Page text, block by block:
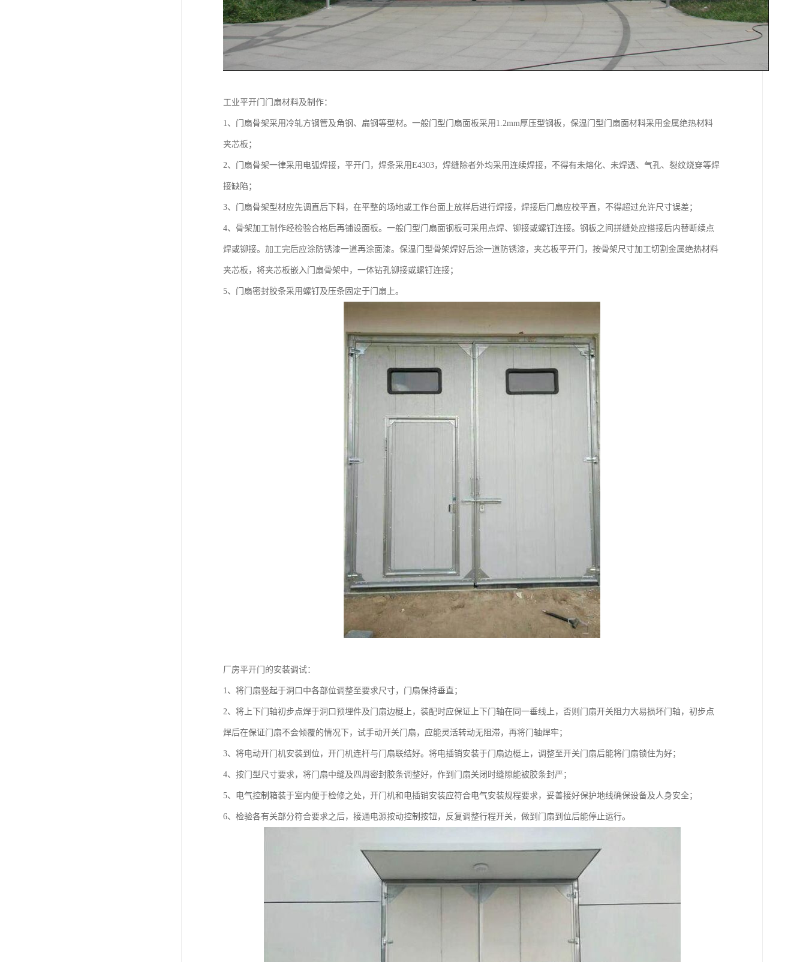
工业平开门门扇材料及制作：
1、门扇骨架采用冷轧方钢管及角钢、扁钢等型材。一般门型门扇面板采用1.2mm厚压型钢板，保温门型门扇面材料采用金属绝热材料
夹芯板；
2、门扇骨架一律采用电弧焊接，平开门，焊条采用E4303，焊缝除者外均采用连续焊接，不得有未熔化、未焊透、气孔、裂纹烧穿等焊
接缺陷；
3、门扇骨架型材应先调直后下料，在平整的场地或工作台面上放样后进行焊接，焊接后门扇应校平直，不得超过允许尺寸误差；
4、骨架加工制作经检验合格后再铺设面板。一般门型门扇面钢板可采用点焊、铆接或螺钉连接。钢板之间拼缝处应搭接后内替断续点
焊或铆接。加工完后应涂防锈漆一道再涂面漆。保温门型骨架焊好后涂一道防锈漆，夹芯板平开门，按骨架尺寸加工切割金属绝热材料
夹芯板，将夹芯板嵌入门扇骨架中，一体钻孔铆接或螺钉连接；
5、门扇密封胶条采用螺钉及压条固定于门扇上。
厂房平开门的安装调试：
1、将门扇竖起于洞口中各部位调整至要求尺寸，门扇保持垂直；
2、将上下门轴初步点焊于洞口预埋件及门扇边梃上，装配时应保证上下门轴在同一垂线上，否则门扇开关阻力大易损坏门轴，初步点
焊后在保证门扇不会倾覆的情况下，试手动开关门扇，应能灵活转动无阻滞，再将门轴焊牢；
3、将电动开门机安装到位，开门机连杆与门扇联结好。将电插销安装于门扇边梃上，调整至开关门扇后能将门扇锁住为好；
4、按门型尺寸要求，将门扇中缝及四周密封胶条调整好，作到门扇关闭时缝隙能被胶条封严；
5、电气控制箱装于室内便于检修之处，开门机和电插销安装应符合电气安装规程要求，妥善接好保护地线确保设备及人身安全；
6、检验各有关部分符合要求之后，接通电源按动控制按钮，反复调整行程开关，做到门扇到位后能停止运行。